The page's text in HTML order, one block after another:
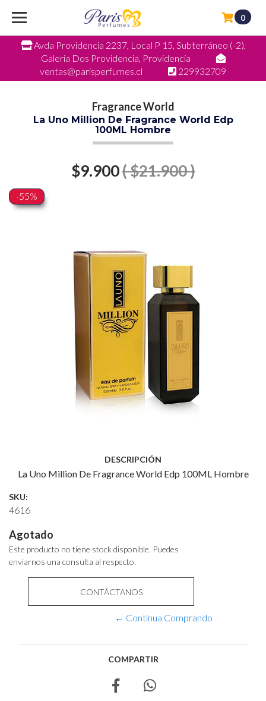
Avda Providencia 2237, Local P 15, Subterráneo (-2),
Galeria Dos Providencia, Providencia
ventas@parisperfumes.cl
229932709
0
Fragrance World
La Uno Million De Fragrance World Edp
100ML Hombre
$9.900( $21.900 )
-55%
DESCRIPCIÓN
La Uno Million De Fragrance World Edp 100ML Hombre
SKU:
4616
Agotado
Este producto no tiene stock disponible. Puedes
enviarnos una consulta al respecto.
CONTÁCTANOS
← Continua Comprando
COMPARTIR